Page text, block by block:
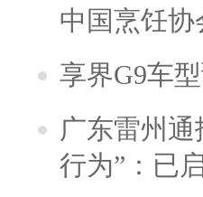
中国烹饪协
享界G9车
广东雷州
行为”：已